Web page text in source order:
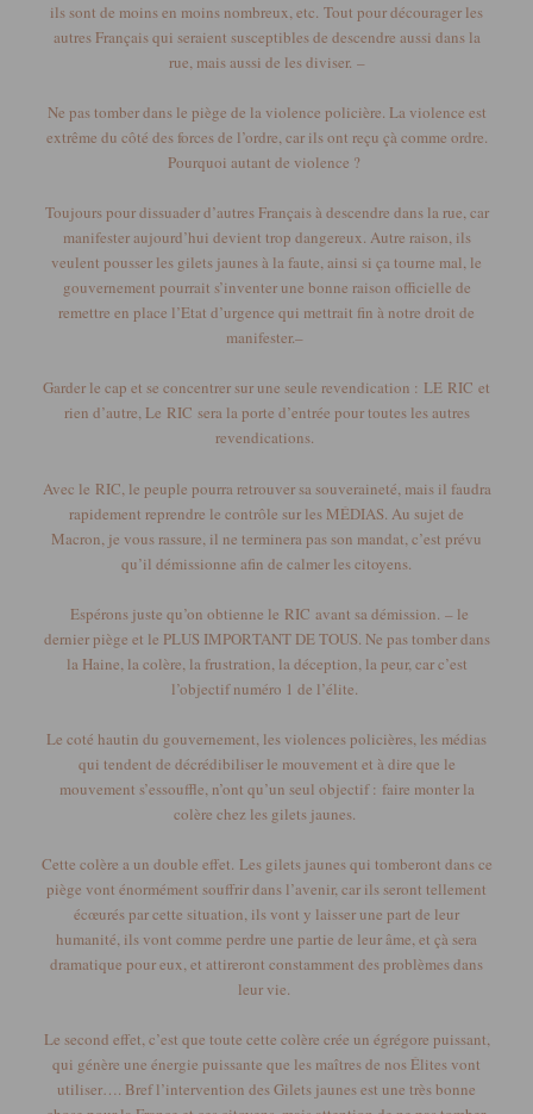
ils sont de moins en moins nombreux, etc. Tout pour décourager les
autres Français qui seraient susceptibles de descendre aussi dans la
rue, mais aussi de les diviser. –
Ne pas tomber dans le piège de la violence policière. La violence est
extrême du côté des forces de l’ordre, car ils ont reçu çà comme ordre.
Pourquoi autant de violence ?
Toujours pour dissuader d’autres Français à descendre dans la rue, car
manifester aujourd’hui devient trop dangereux. Autre raison, ils
veulent pousser les gilets jaunes à la faute, ainsi si ça tourne mal, le
gouvernement pourrait s’inventer une bonne raison officielle de
remettre en place l’Etat d’urgence qui mettrait fin à notre droit de
manifester.–
Garder le cap et se concentrer sur une seule revendication : LE RIC et
rien d’autre, Le RIC sera la porte d’entrée pour toutes les autres
revendications.
Avec le RIC , le peuple pourra retrouver sa souveraineté, mais il faudra
rapidement reprendre le contrôle sur les MÉDIAS. Au sujet de
Macron, je vous rassure, il ne terminera pas son mandat, c’est prévu
qu’il démissionne afin de calmer les citoyens.
Espérons juste qu’on obtienne le RIC avant sa démission. – le
dernier piège et le PLUS IMPORTANT DE TOUS. Ne pas tomber dans
la Haine, la colère, la frustration, la déception, la peur, car c’est
l’objectif numéro 1 de l’élite.
Le coté hautin du gouvernement, les violences policières, les médias
qui tendent de décrédibiliser le mouvement et à dire que le
mouvement s’essouffle, n’ont qu’un seul objectif : faire monter la
colère chez les gilets jaunes.
Cette colère a un double effet. Les gilets jaunes qui tomberont dans ce
piège vont énormément souffrir dans l’avenir, car ils seront tellement
écœurés par cette situation, ils vont y laisser une part de leur
humanité, ils vont comme perdre une partie de leur âme, et çà sera
dramatique pour eux, et attireront constamment des problèmes dans
leur vie.
Le second effet, c’est que toute cette colère crée un égrégore puissant,
qui génère une énergie puissante que les maîtres de nos Élites vont
utiliser…. Bref l’intervention des Gilets jaunes est une très bonne